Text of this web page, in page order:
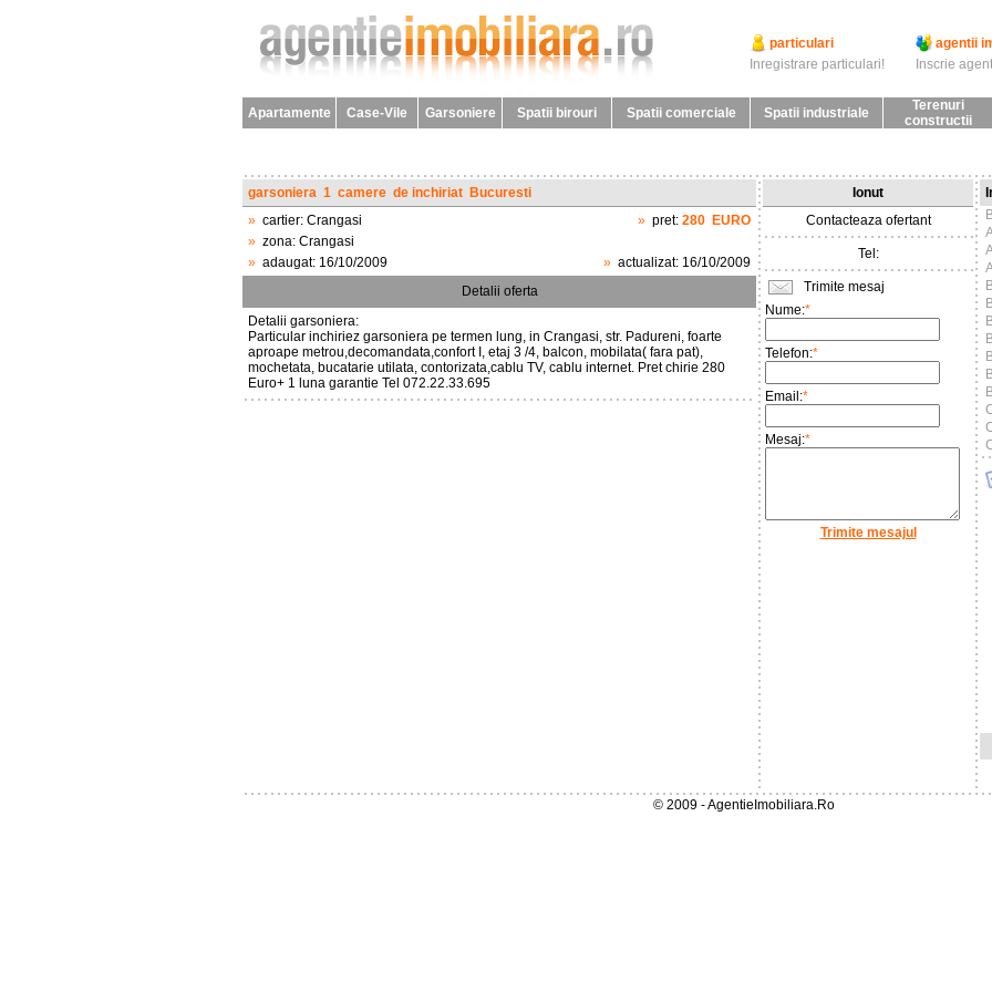
particulari agentii
Inregistrare particulari!
Inscrie
Apartamente Case-Vile Garsoniere Spatii birouri Spatii comerciale Spatii industriale
Terenuri
constructii
garsoniera 1 camere de inchiriat Bucuresti
» cartier: Crangasi
» zona: Crangasi
» adaugat: 16/10/2009
» pret: 280 EURO
» actualizat: 16/10/2009
Detalii oferta
Detalii garsoniera:
Particular inchiriez garsoniera pe termen lung, in Crangasi, str. Padureni, foarte
aproape metrou,decomandata,confort I, etaj 3 /4, balcon, mobilata( fara pat),
mochetata, bucatarie utilata, contorizata,cablu TV, cablu internet. Pret chirie 280
Euro+ 1 luna garantie Tel 072.22.33.695
Ionut
Contacteaza ofertant
Tel:
Trimite mesaj
Nume:*
Telefon:*
Email:*
Mesaj:*
Trimite mesajul
© 2009 - AgentieImobiliara.Ro